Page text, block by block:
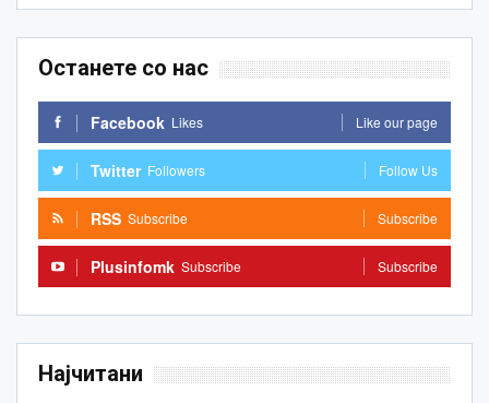
Останете со нас
Facebook Likes Like our page
Twitter Followers Follow Us
RSS Subscribe Subscribe
Plusinfomk Subscribe Subscribe
Најчитани